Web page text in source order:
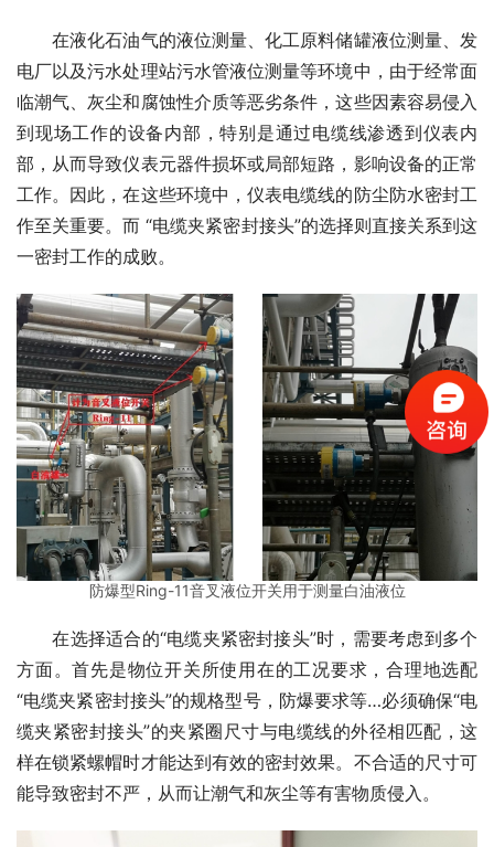
在液化石油气的液位测量、化工原料储罐液位测量、发
电厂以及污水处理站污水管液位测量等环境中，由于经常面
临潮气、灰尘和腐蚀性介质等恶劣条件，这些因素容易侵入
到现场工作的设备内部，特别是通过电缆线渗透到仪表内
部，从而导致仪表元器件损坏或局部短路，影响设备的正常
工作。因此，在这些环境中，仪表电缆线的防尘防水密封工
作至关重要。而 “电缆夹紧密封接头”的选择则直接关系到这
一密封工作的成败。
防爆型Ring-11音叉液位开关用于测量白油液位
在选择适合的“电缆夹紧密封接头”时，需要考虑到多个
方面。首先是物位开关所使用在的工况要求，合理地选配
“电缆夹紧密封接头”的规格型号，防爆要求等…必须确保“电
缆夹紧密封接头”的夹紧圈尺寸与电缆线的外径相匹配，这
样在锁紧螺帽时才能达到有效的密封效果。不合适的尺寸可
能导致密封不严，从而让潮气和灰尘等有害物质侵入。